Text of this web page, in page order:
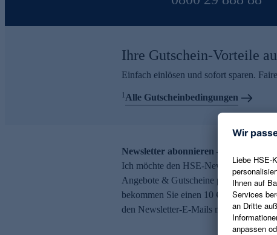
Ihre Gutschein-Vorteile
Einfach einlösen und sofort sparen.
1Alle Gutscheinbedingungen
Newsletter abonnieren – 10 €
Ich möchte den HSE-Newsletter
Angebote & Gutscheine per E-Mail
bekommen Sie einen 10 € Gutschein.
den Newsletter-E-Mails möglich.